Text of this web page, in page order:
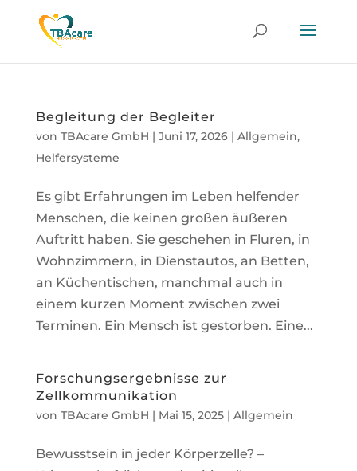
Begleitung der Begleiter
von TBAcare GmbH | Juni 17, 2026| Allgemein,
Helfersysteme
Es gibt Erfahrungen im Leben helfender
Menschen, die keinen großen äußeren
Auftritt haben. Sie geschehen in Fluren, in
Wohnzimmern, in Dienstautos, an Betten,
an Küchentischen, manchmal auch in
einem kurzen Moment zwischen zwei
Terminen. Ein Mensch ist gestorben. Eine...
Forschungsergebnisse zur
Zellkommunikation
von TBAcare GmbH | Mai 15, 2025| Allgemein
Bewusstsein in jeder Körperzelle? –